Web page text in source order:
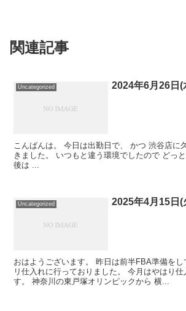
関連記事
Uncategorized 2024年6月26日(
こんばんは。 今日は出勤日で、 かつ 渋谷店に
きました。 いつもと違う環境でしたので どっ
後は ...
Uncategorized 2025年4月15日(
おはようございます。 昨日は前半FBA準備を
リ仕入れに行っておりました。 今月はやはり
す。 神奈川の東戸塚オリンピックから 横...